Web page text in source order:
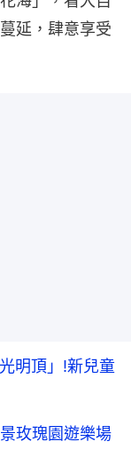
延，肆意享受
明頂」!新兒童
玫瑰園遊樂場